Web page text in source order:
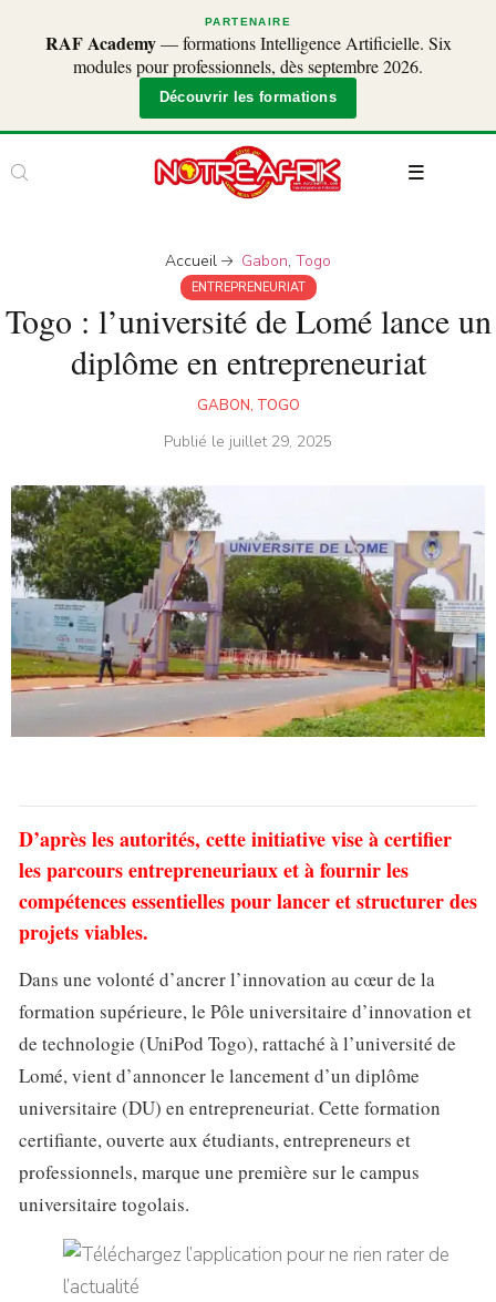
PARTENAIRE
RAF Academy— formations Intelligence Artificielle. Six
modules pour professionnels, dès septembre 2026.
Découvrir les formations
Accueil Gabon,Togo
ENTREPRENEURIAT
Togo : l’université de Lomé lance un
diplôme en entrepreneuriat
GABON, TOGO
Publié le juillet 29, 2025
D’après les autorités, cette initiative vise à certifier
les parcours entrepreneuriaux et à fournir les
compétences essentielles pour lancer et structurer des
projets viables.
Dans une volonté d’ancrer l’innovation au cœur de la
formation supérieure, le Pôle universitaire d’innovation et
de technologie (UniPod Togo), rattaché à l’université de
Lomé, vient d’annoncer le lancement d’un diplôme
universitaire (DU) en entrepreneuriat. Cette formation
certifiante, ouverte aux étudiants, entrepreneurs et
professionnels, marque une première sur le campus
universitaire togolais.